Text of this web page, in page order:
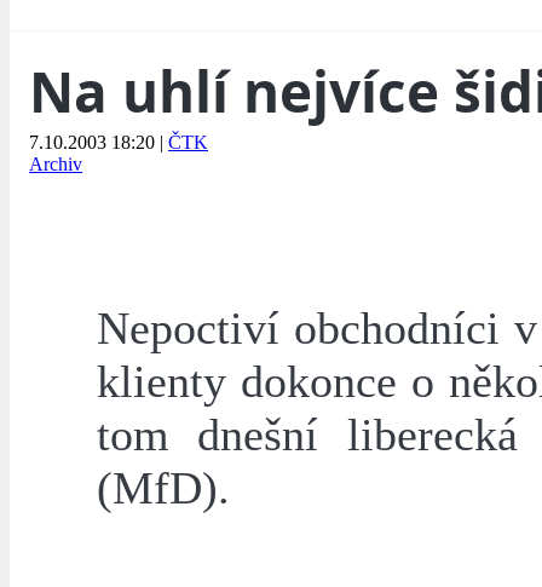
Na uhlí nejvíce
7.10.2003 18:20 | ČTK
Archiv
Nepoctiví obchodníci
klienty dokonce o
tom dnešní
(MfD).